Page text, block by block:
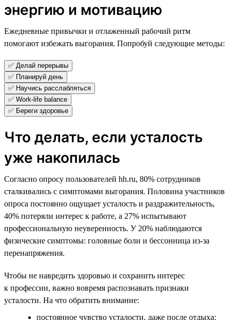
энергию и мотивацию
Ежедневные привычки и отлаженный рабочий ритм
помогают избежать выгорания. Попробуй следующие методы:
✅ Делай перерывы
✅ Планируй день
✅ Научись расслабляться
✅ Work-life balance
✅ Береги здоровье
Что делать, если усталость
уже накопилась
Согласно опросу пользователей hh.ru, 80% сотрудников
сталкивались с симптомами выгорания. Половина участников
опроса постоянно ощущает усталость и раздражительность,
40% потеряли интерес к работе, а 27% испытывают
профессиональную неуверенность. У 20% наблюдаются
физические симптомы: головные боли и бессонница из-за
перенапряжения.
Чтобы не навредить здоровью и сохранить интерес
к профессии, важно вовремя распознавать признаки
усталости. На что обратить внимание:
постоянное чувство усталости, даже после отдыха;